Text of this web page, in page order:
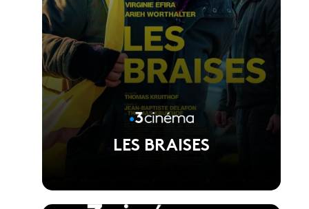
LES BRAISES